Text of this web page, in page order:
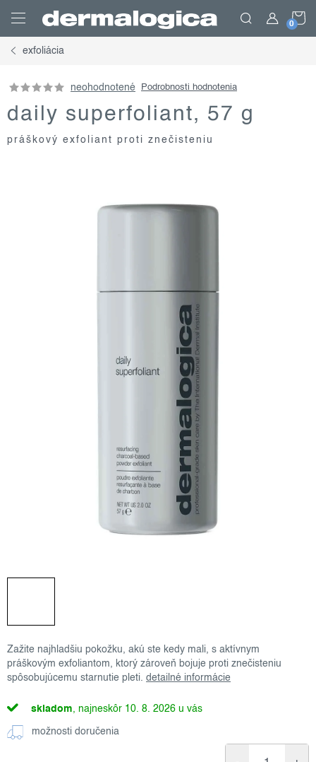
obsah
exfoliácia
neohodnotené Podrobnosti hodnotenia
daily superfoliant, 57 g
práškový exfoliant proti znečisteniu
Zažite najhladšiu pokožku, akú ste kedy mali, s aktívnym
práškovým exfoliantom, ktorý zároveň bojuje proti znečisteniu
spôsobujúcemu starnutie pleti. detailné informácie
skladom 10. 8. 2026
možnosti doručenia